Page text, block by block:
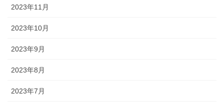
2023年11月
2023年10月
2023年9月
2023年8月
2023年7月